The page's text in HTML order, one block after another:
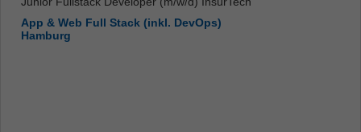
App & Web Full Stack (inkl. DevOps)
Hamburg